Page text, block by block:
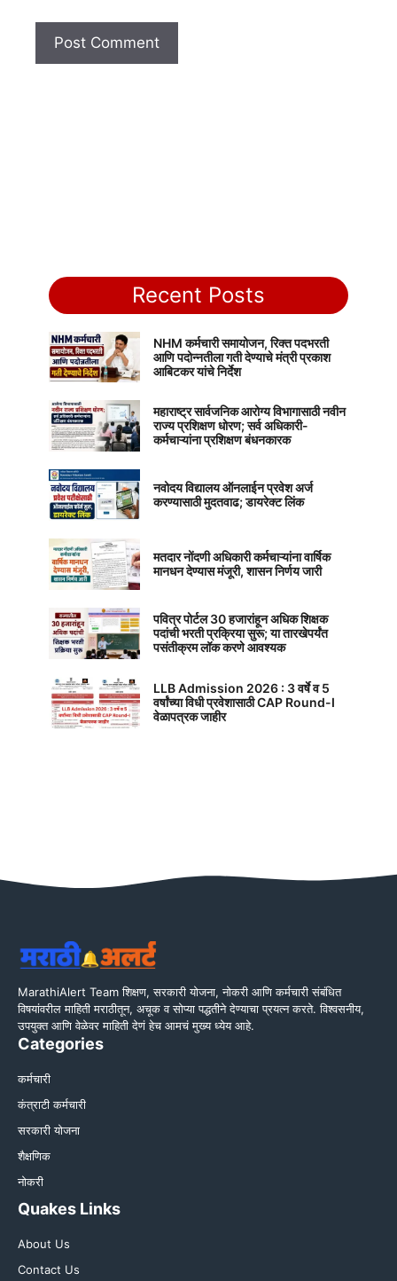
Recent Posts
NHM कर्मचारी समायोजन, रिक्त पदभरती
आणि पदोन्नतीला गती देण्याचे मंत्री प्रकाश
आबिटकर यांचे निर्देश
महाराष्ट्र सार्वजनिक आरोग्य विभागासाठी नवीन
राज्य प्रशिक्षण धोरण; सर्व अधिकारी-
कर्मचाऱ्यांना प्रशिक्षण बंधनकारक
नवोदय विद्यालय ऑनलाईन प्रवेश अर्ज
करण्यासाठी मुदतवाढ; डायरेक्ट लिंक
मतदार नोंदणी अधिकारी कर्मचाऱ्यांना वार्षिक
मानधन देण्यास मंजूरी, शासन निर्णय जारी
पवित्र पोर्टल 30 हजारांहून अधिक शिक्षक
पदांची भरती प्रक्रिया सुरू; या तारखेपर्यंत
पसंतीक्रम लॉक करणे आवश्यक
LLB Admission 2026 : 3 वर्षे व 5
वर्षांच्या विधी प्रवेशासाठी CAP Round-I
वेळापत्रक जाहीर
MarathiAlert Team शिक्षण, सरकारी योजना, नोकरी आणि कर्मचारी संबंधित
विषयांवरील माहिती मराठीतून, अचूक व सोप्या पद्धतीने देण्याचा प्रयत्न करते. विश्वसनीय,
उपयुक्त आणि वेळेवर माहिती देणं हेच आमचं मुख्य ध्येय आहे.
Categories
कर्मचारी
कंत्राटी कर्मचारी
सरकारी योजना
शैक्षणिक
नोकरी
Quakes Links
About Us
Contact Us